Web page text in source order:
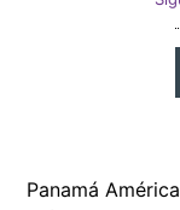
Crítica